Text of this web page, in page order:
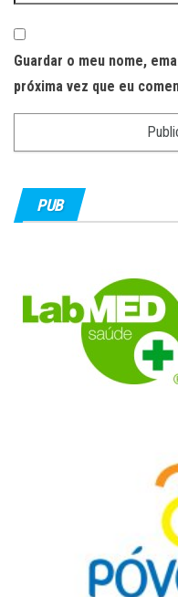
Guardar o meu nome,
próxima vez que eu
PUB